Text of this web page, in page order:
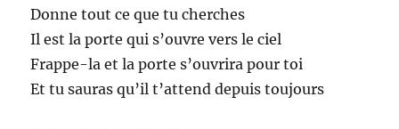
Donne tout ce que tu cherches
Il est la porte qui s’ouvre vers le ciel
Frappe-la et la porte s’ouvrira pour toi
Et tu sauras qu’il t’attend depuis toujours